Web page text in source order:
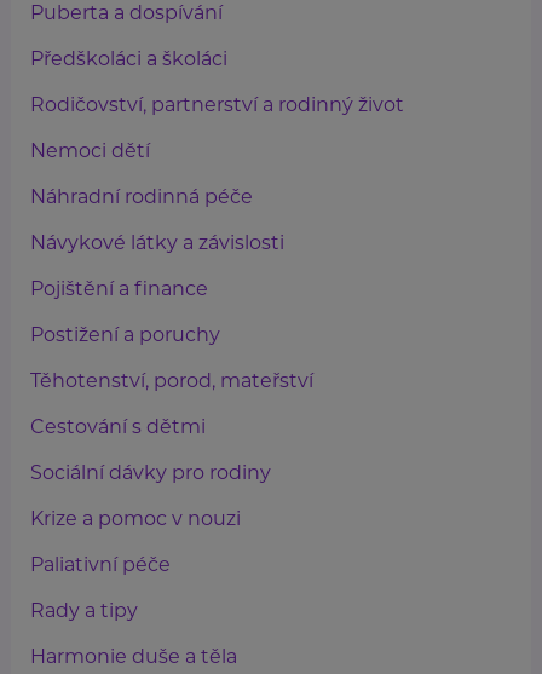
Puberta a dospívání
Předškoláci a školáci
Rodičovství, partnerství a rodinný život
Nemoci dětí
Náhradní rodinná péče
Návykové látky a závislosti
Pojištění a finance
Postižení a poruchy
Těhotenství, porod, mateřství
Cestování s dětmi
Sociální dávky pro rodiny
Krize a pomoc v nouzi
Paliativní péče
Rady a tipy
Harmonie duše a těla